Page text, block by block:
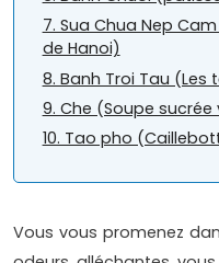
7. Sua Chua Nep
de Hanoi)
8. Banh Troi Tau (Les
9. Che (Soupe
10. Tao pho
Vous vous promenez